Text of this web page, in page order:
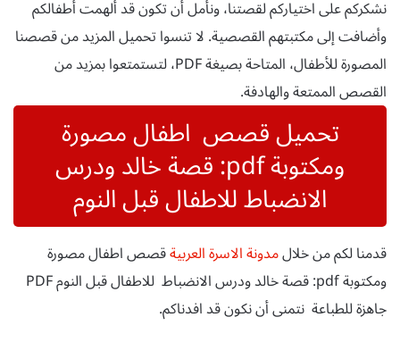
نشكركم على اختياركم لقصتنا، ونأمل أن تكون قد ألهمت أطفالكم
وأضافت إلى مكتبتهم القصصية. لا تنسوا تحميل المزيد من قصصنا
المصورة للأطفال، المتاحة بصيغة PDF، لتستمتعوا بمزيد من
القصص الممتعة والهادفة.
تحميل قصص اطفال مصورة
ومكتوبة pdf: قصة خالد ودرس
الانضباط للاطفال قبل النوم
قدمنا لكم من خلالمدونة الاسرة العربيةقصص اطفال مصورة
ومكتوبة pdf: قصة خالد ودرس الانضباط للاطفال قبل النوم PDF
جاهزة للطباعة نتمنى أن نكون قد افدناكم.